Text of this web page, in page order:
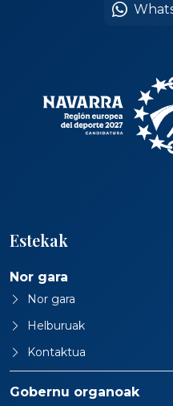
Estekak
Nor gara
Nor gara
Helburuak
Kontaktua
Gobernu organoak